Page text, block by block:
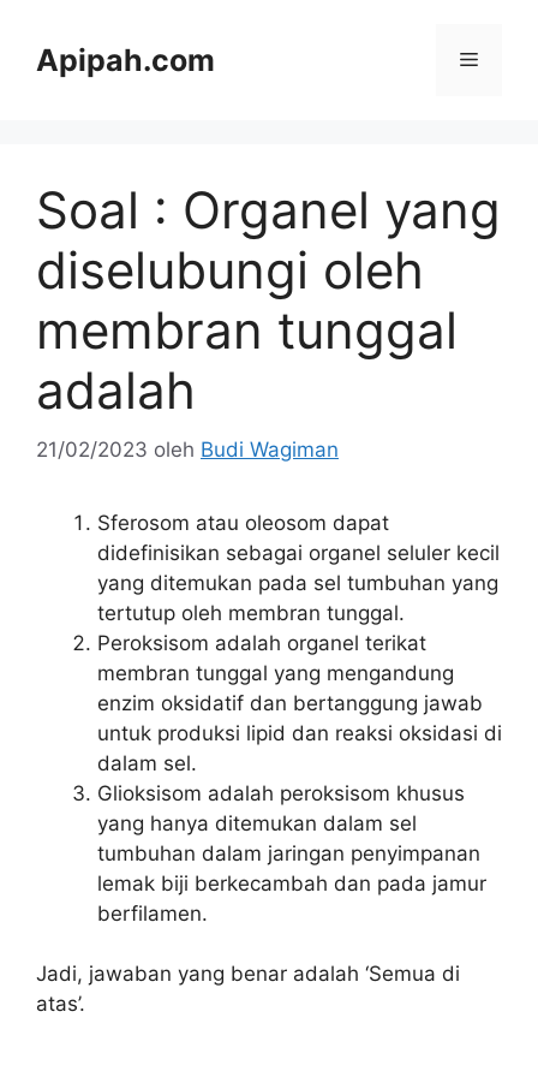
Apipah.com Menu
Soal : Organel yang
diselubungi oleh
membran tunggal
adalah
21/02/2023 oleh Budi Wagiman
Sferosom atau oleosom dapat
didefinisikan sebagai organel seluler kecil
yang ditemukan pada sel tumbuhan yang
tertutup oleh membran tunggal.
Peroksisom adalah organel terikat
membran tunggal yang mengandung
enzim oksidatif dan bertanggung jawab
untuk produksi lipid dan reaksi oksidasi di
dalam sel.
Glioksisom adalah peroksisom khusus
yang hanya ditemukan dalam sel
tumbuhan dalam jaringan penyimpanan
lemak biji berkecambah dan pada jamur
berfilamen.
Jadi, jawaban yang benar adalah ‘Semua di
atas’.